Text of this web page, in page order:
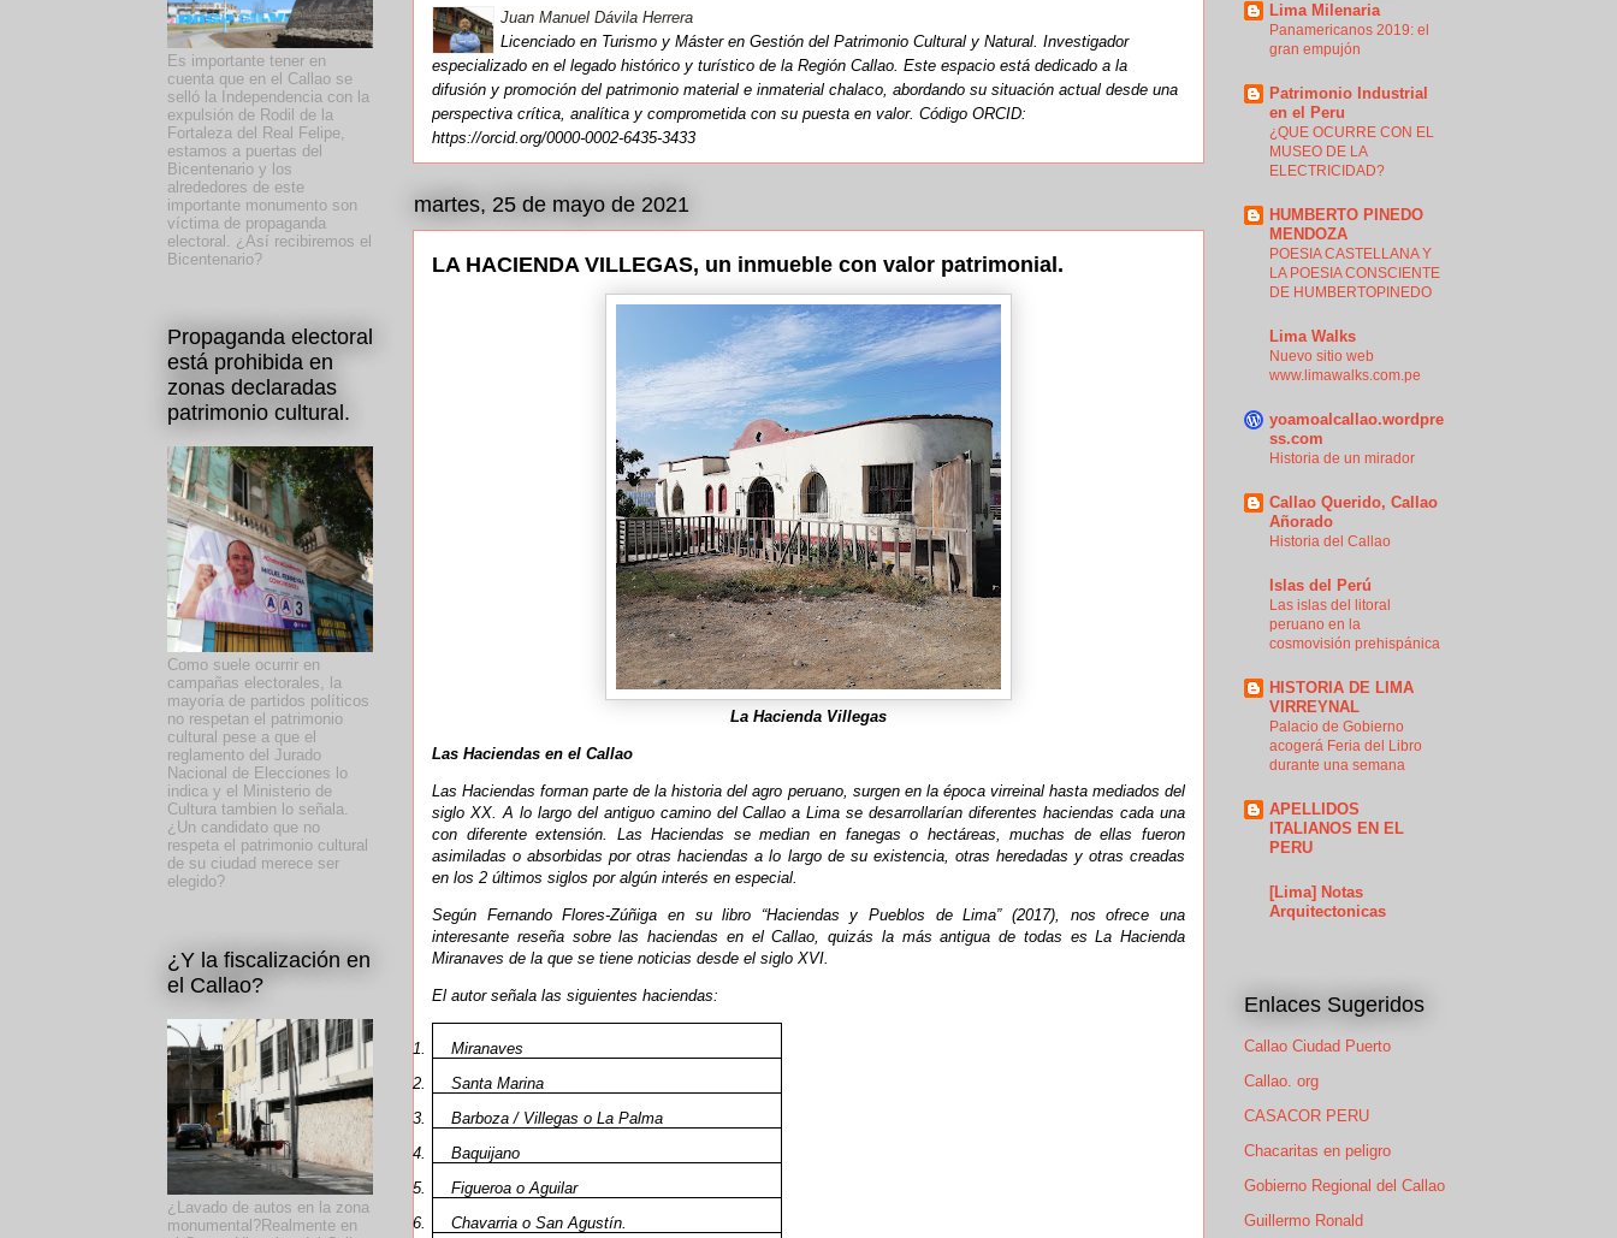
Juan Manuel Dávila Herrera
Licenciado en Turismo y Máster en Gestión del Patrimonio Cultural y Natural. Investigador
especializado en el legado histórico y turístico de la Región Callao. Este espacio está dedicado a la
difusión y promoción del patrimonio material e inmaterial chalaco, abordando su situación actual desde una
perspectiva crítica, analítica y comprometida con su puesta en valor. Código ORCID:
https://orcid.org/0000-0002-6435-3433
martes, 25 de mayo de 2021
LA HACIENDA VILLEGAS, un inmueble con valor patrimonial.
La Hacienda Villegas
Las Haciendas en el Callao
Las Haciendas forman parte de la historia del agro peruano, surgen en la época virreinal hasta mediados del
siglo XX. A lo largo del antiguo camino del Callao a Lima se desarrollarían diferentes haciendas cada una
con diferente extensión. Las Haciendas se median en fanegas o hectáreas, muchas de ellas fueron
asimiladas o absorbidas por otras haciendas a lo largo de su existencia, otras heredadas y otras creadas
en los 2 últimos siglos por algún interés en especial.
Según Fernando Flores-Zúñiga en su libro “Haciendas y Pueblos de Lima” (2017), nos ofrece una
interesante reseña sobre las haciendas en el Callao, quizás la más antigua de todas es La Hacienda
Miranaves de la que se tiene noticias desde el siglo XVI.
El autor señala las siguientes haciendas:
1.
Miranaves
2.
Santa Marina
3.
Barboza / Villegas o La Palma
4.
Baquijano
5.
Figueroa o Aguilar
6.
Chavarria o San Agustín.
Es importante tener en
cuenta que en el Callao se
selló la Independencia con la
expulsión de Rodil de la
Fortaleza del Real Felipe,
estamos a puertas del
Bicentenario y los
alrededores de este
importante monumento son
víctima de propaganda
electoral. ¿Así recibiremos el
Bicentenario?
Propaganda electoral
está prohibida en
zonas declaradas
patrimonio cultural.
Como suele ocurrir en
campañas electorales, la
mayoría de partidos políticos
no respetan el patrimonio
cultural pese a que el
reglamento del Jurado
Nacional de Elecciones lo
indica y el Ministerio de
Cultura tambien lo señala.
¿Un candidato que no
respeta el patrimonio cultural
de su ciudad merece ser
elegido?
¿Y la fiscalización en
el Callao?
¿Lavado de autos en la zona
monumental?Realmente en
Lima Milenaria
Panamericanos 2019: el
gran empujón
Patrimonio Industrial
en el Peru
¿QUE OCURRE CON EL
MUSEO DE LA
ELECTRICIDAD?
HUMBERTO PINEDO
MENDOZA
POESIA CASTELLANA Y
LA POESIA CONSCIENTE
DE HUMBERTOPINEDO
Lima Walks
Nuevo sitio web
www.limawalks.com.pe
yoamoalcallao.wordpre
ss.com
Historia de un mirador
Callao Querido, Callao
Añorado
Historia del Callao
Islas del Perú
Las islas del litoral
peruano en la
cosmovisión prehispánica
HISTORIA DE LIMA
VIRREYNAL
Palacio de Gobierno
acogerá Feria del Libro
durante una semana
APELLIDOS
ITALIANOS EN EL
PERU
[Lima] Notas
Arquitectonicas
Enlaces Sugeridos
Callao Ciudad Puerto
Callao. org
CASACOR PERU
Chacaritas en peligro
Gobierno Regional del Callao
Guillermo Ronald